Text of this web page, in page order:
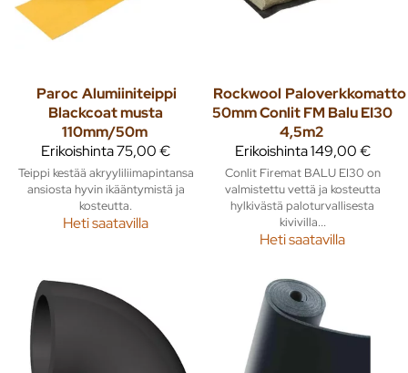
Paroc Alumiiniteippi
Blackcoat musta
110mm/50m
Erikoishinta75,00 €
Teippi kestää akryyliliimapintansa
ansiosta hyvin ikääntymistä ja
kosteutta.
Heti saatavilla
Rockwool Paloverkkomatto
50mm Conlit FM Balu EI30
4,5m2
Erikoishinta149,00 €
Conlit Firemat BALU EI30 on
valmistettu vettä ja kosteutta
hylkivästä paloturvallisesta
kivivilla...
Heti saatavilla